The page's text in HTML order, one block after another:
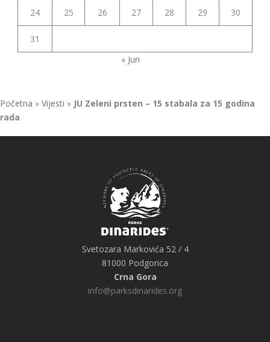
24 25 26 27 28 29 30
31
« Jun
Početna » Vijesti » JU Zeleni prsten – 15 stabala za 15 godina
rada
Svetozara Markovića 52 / 4
81000 Podgorica
Crna Gora
info@parksdinarides.org